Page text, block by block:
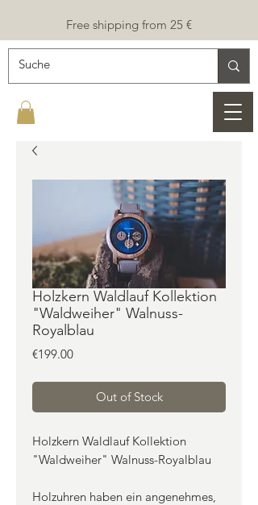
Free shipping from 25 €
Holzkern Waldlauf Kollektion
"Waldweiher" Walnuss-
Royalblau
€199.00Price
Out of Stock
Holzkern Waldlauf Kollektion
"Waldweiher" Walnuss-Royalblau
Holzuhren haben ein angenehmes,